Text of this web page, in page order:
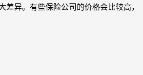
异。有些保险公司的价格会比较高，